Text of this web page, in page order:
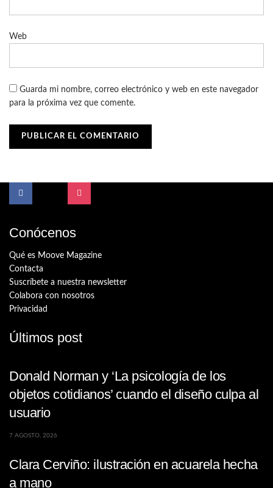
Web
Guarda mi nombre, correo electrónico y web en este navegador
para la próxima vez que comente.
Conócenos
Qué es Moove Magazine
Contacta
Suscríbete a nuestra newsletter
Colabora con nosotros
Privacidad
Últimos post
Donald Norman y ‘La psicología de los
objetos cotidianos’ cuando el diseño culpa al
usuario
7 AGOSTO, 2026
Clara Cerviño: ilustración en acuarela hecha
a mano